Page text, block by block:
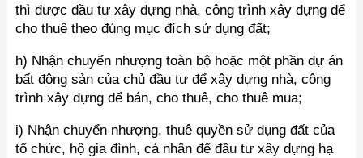
thì được đầu tư xây dựng nhà, công trình xây dựng để
cho thuê theo đúng mục đích sử dụng đất;
h) Nhận chuyển nhượng toàn bộ hoặc một phần dự án
bất động sản của chủ đầu tư để xây dựng nhà, công
trình xây dựng để bán, cho thuê, cho thuê mua;
i) Nhận chuyển nhượng, thuê quyền sử dụng đất của
tổ chức, hộ gia đình, cá nhân để đầu tư xây dựng hạ